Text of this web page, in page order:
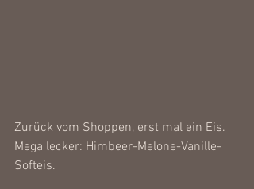
Zurück vom Shoppen, erst mal ein Eis.
Mega lecker: Himbeer-Melone-Vanille-
Softeis.